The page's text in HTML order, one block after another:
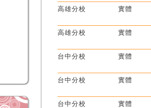
高雄分校
實體
高雄分校
實體
台中分校
實體
台中分校
實體
台中分校
實體